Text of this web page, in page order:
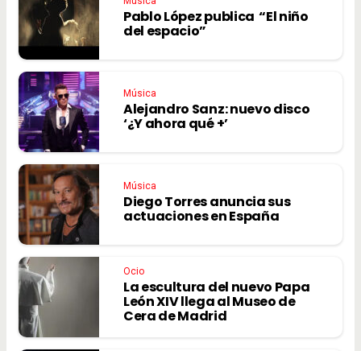
Pablo López publica “El niño
del espacio”
Música
Alejandro Sanz: nuevo disco
‘¿Y ahora qué +’
Música
Diego Torres anuncia sus
actuaciones en España
Ocio
La escultura del nuevo Papa
León XIV llega al Museo de
Cera de Madrid